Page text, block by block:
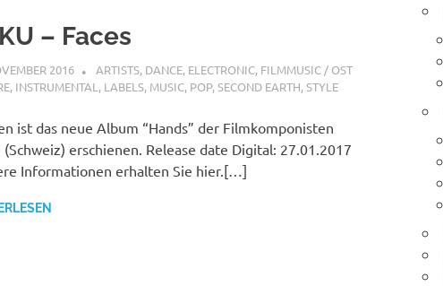
– Faces
2016 STEFANBRAUN
ARTISTS, DANCE, ELECTRONIC, FILMMUSIC / OST
, INSTRUMENTAL, LABELS, MUSIC, POP,SECOND EARTH,STYLE
ist das neue Album “Hands” der Filmkomponisten
(Schweiz) erschienen. Release date Digital: 27.01.2017
Informationen erhalten Sie hier.[…]